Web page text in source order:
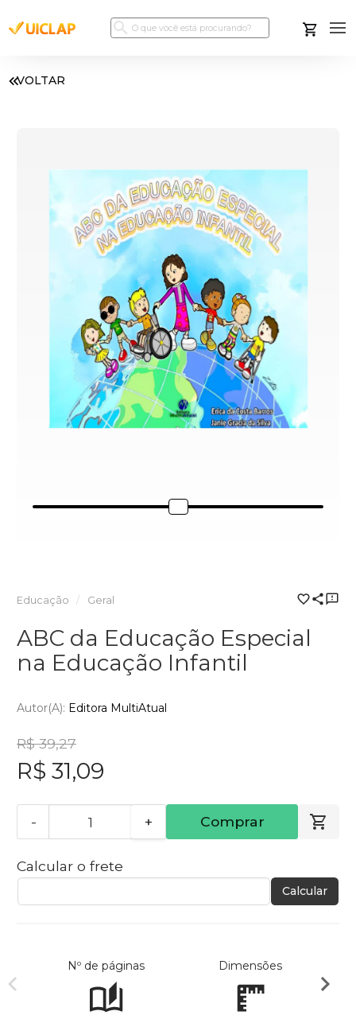
VOLTAR
Educação Geral
ABC da Educação Especial
na Educação Infantil
Autor(a): Editora MultiAtual
R$ 39,27
R$ 31,09
- + Comprar
Calcular o frete
Calcular
Nº de páginas Dimensões